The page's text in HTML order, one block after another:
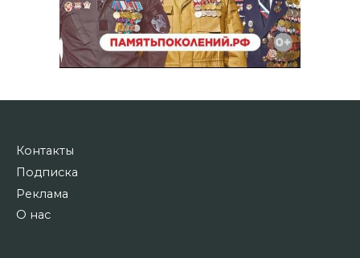
Контакты
Подписка
Реклама
О нас